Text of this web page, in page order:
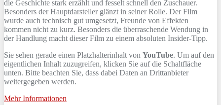
die Geschichte stark erzählt und fesselt schnell den Zuschauer.
Besonders der Hauptdarsteller glänzt in seiner Rolle. Der Film
wurde auch technisch gut umgesetzt, Freunde von Effekten
kommen nicht zu kurz. Besonders die überraschende Wendung in
der Handlung macht dieser Film zu einem absoluten Insider-Tipp.
Sie sehen gerade einen Platzhalterinhalt von YouTube. Um auf den
eigentlichen Inhalt zuzugreifen, klicken Sie auf die Schaltfläche
unten. Bitte beachten Sie, dass dabei Daten an Drittanbieter
weitergegeben werden.
Mehr Informationen